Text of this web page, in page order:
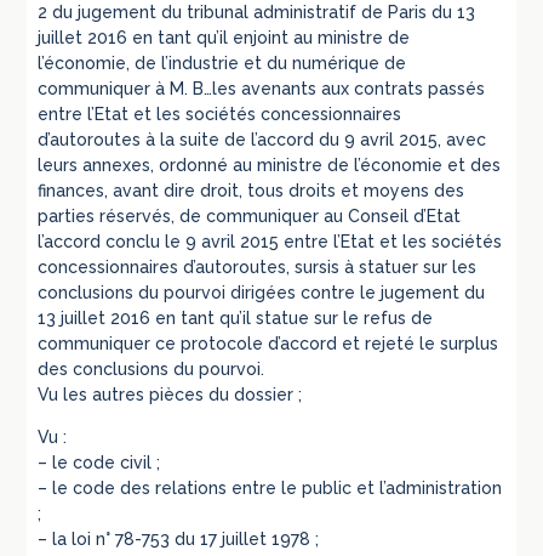
2 du jugement du tribunal administratif de Paris du 13
juillet 2016 en tant qu’il enjoint au ministre de
l’économie, de l’industrie et du numérique de
communiquer à M. B…les avenants aux contrats passés
entre l’Etat et les sociétés concessionnaires
d’autoroutes à la suite de l’accord du 9 avril 2015, avec
leurs annexes, ordonné au ministre de l’économie et des
finances, avant dire droit, tous droits et moyens des
parties réservés, de communiquer au Conseil d’Etat
l’accord conclu le 9 avril 2015 entre l’Etat et les sociétés
concessionnaires d’autoroutes, sursis à statuer sur les
conclusions du pourvoi dirigées contre le jugement du
13 juillet 2016 en tant qu’il statue sur le refus de
communiquer ce protocole d’accord et rejeté le surplus
des conclusions du pourvoi.
Vu les autres pièces du dossier ;
Vu :
– le code civil ;
– le code des relations entre le public et l’administration
;
– la loi n° 78-753 du 17 juillet 1978 ;